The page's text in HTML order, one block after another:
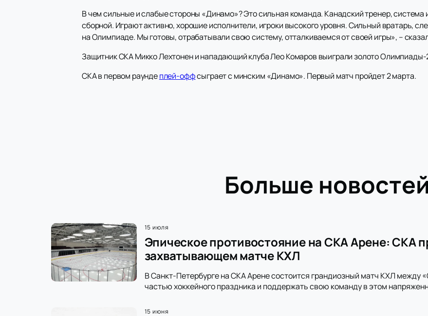
В чем сильные и слабые стороны «Динамо»? Это сильная команда. Канадский тренер, система
сборной. Играют активно, хорошие исполнители, игроки высокого уровня. Сильный вратарь,
на Олимпиаде. Мы готовы, отрабатывали свою систему, отталкиваемся от своей игры», –
Защитник СКА Микко Лехтонен и нападающий клуба Лео Комаров выиграли золото
СКА в первом раундеплей-оффсыграет с минским «Динамо». Первый матч пройдет 2 марта.
Больше новостей
15 июля
Эпическое противостояние на СКА Арене: СКА
захватывающем матче КХЛ
В Санкт-Петербурге на СКА Арене состоится грандиозный матч КХЛ между
частью хоккейного праздника и поддержать свою команду в этом
15 июня